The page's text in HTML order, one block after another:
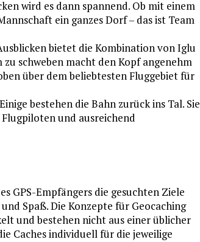
wird es dann spannend. Ob mit einem
ein ganzes Dorf – das ist Team
bietet die Kombination von Iglu
schweben macht den Kopf angenehm
über dem beliebtesten Fluggebiet für
bestehen die Bahn zurück ins Tal. Sie
und ausreichend
GPS-Empfängers die gesuchten Ziele
Spaß. Die Konzepte für Geocaching
und bestehen nicht aus einer üblicher
Caches individuell für die jeweilige